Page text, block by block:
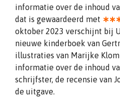
informatie over de inhoud
dat is gewaardeerd met
oktober 2023 verschijnt bij
nieuwe kinderboek van
illustraties van Marijke
informatie over de inhoud
schrijfster, de recensie van
de uitgave.